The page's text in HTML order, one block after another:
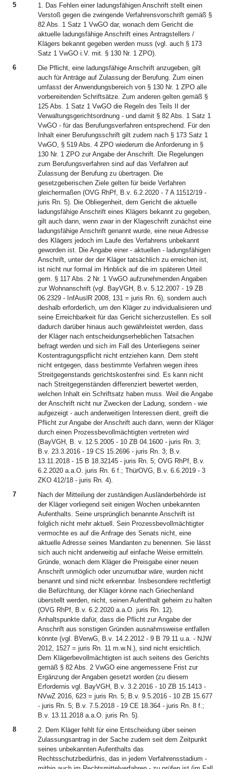
5
1. Das Fehlen einer ladungsfähigen Anschrift stellt einen
Verstoß gegen die zwingende Verfahrensvorschrift gemäß §
82 Abs. 1 Satz 1 VwGO dar, wonach dem Gericht die
aktuelle ladungsfähige Anschrift eines Antragstellers /
Klägers bekannt gegeben werden muss (vgl. auch § 173
Satz 1 VwGO i.V. mit. § 130 Nr. 1 ZPO).
6
Die Pflicht, eine ladungsfähige Anschrift anzugeben, gilt
auch für Anträge auf Zulassung der Berufung. Zum einen
umfasst der Anwendungsbereich von § 130 Nr. 1 ZPO alle
vorbereitenden Schriftsätze. Zum anderen gelten gemäß §
125 Abs. 1 Satz 1 VwGO die Regeln des Teils II der
Verwaltungsgerichtsordnung - und damit § 82 Abs. 1 Satz 1
VwGO - für das Berufungsverfahren entsprechend. Für den
Inhalt einer Berufungsschrift gilt zudem nach § 173 Satz 1
VwGO, § 519 Abs. 4 ZPO wiederum die Anforderung in §
130 Nr. 1 ZPO zur Angabe der Anschrift. Die Regelungen
zum Berufungsverfahren sind auf das Verfahren auf
Zulassung der Berufung zu übertragen. Die
gesetzgeberischen Ziele gelten für beide Verfahren
gleichermaßen (OVG RhPf, B.v. 6.2.2020 - 7 A 11512/19 -
juris Rn. 5). Die Obliegenheit, dem Gericht die aktuelle
ladungsfähige Anschrift eines Klägers bekannt zu gegeben,
gilt auch dann, wenn zwar in der Klageschrift zunächst eine
ladungsfähige Anschrift genannt wurde, eine neue Adresse
des Klägers jedoch im Laufe des Verfahrens unbekannt
geworden ist. Die Angabe einer - aktuellen - ladungsfähigen
Anschrift, unter der der Kläger tatsächlich zu erreichen ist,
ist nicht nur formal im Hinblick auf die im späteren Urteil
gem. § 117 Abs. 2 Nr. 1 VwGO aufzunehmenden Angaben
zur Wohnanschrift (vgl. BayVGH, B.v. 5.12.2007 - 19 ZB
06.2329 - InfAuslR 2008, 131 = juris Rn. 6), sondern auch
deshalb erforderlich, um den Kläger zu individualisieren und
seine Erreichbarkeit für das Gericht sicherzustellen. Es soll
dadurch darüber hinaus auch gewährleistet werden, dass
der Kläger nach entscheidungserheblichen Tatsachen
befragt werden und sich im Fall des Unterliegens seiner
Kostentragungspflicht nicht entziehen kann. Dem steht
nicht entgegen, dass bestimmte Verfahren wegen ihres
Streitgegenstands gerichtskostenfrei sind. Es kann nicht
nach Streitgegenständen differenziert bewertet werden,
welchen Inhalt ein Schriftsatz haben muss. Weil die Angabe
der Anschrift nicht nur Zwecken der Ladung, sondern - wie
aufgezeigt - auch anderweitigen Interessen dient, greift die
Pflicht zur Angabe der Anschrift auch dann, wenn der Kläger
durch einen Prozessbevollmächtigten vertreten wird
(BayVGH, B. v. 12.5.2005 - 10 ZB 04.1600 - juris Rn. 3;
B.v. 23.3.2016 - 19 CS 15.2696 - juris Rn. 3; B.v.
13.11.2018 - 15 B 18.32145 - juris Rn. 5; OVG RhPf, B.v.
6.2.2020 a.a.O. juris Rn. 6 f.; ThürOVG, B.v. 6.6.2019 - 3
ZKO 412/18 - juris Rn. 4).
7
Nach der Mitteilung der zuständigen Ausländerbehörde ist
der Kläger vorliegend seit einigen Wochen unbekannten
Aufenthalts. Seine ursprünglich benannte Anschrift ist
folglich nicht mehr aktuell. Sein Prozessbevollmächtigter
vermochte es auf die Anfrage des Senats nicht, eine
aktuelle Adresse seines Mandanten zu benennen. Sie lässt
sich auch nicht anderweitig auf einfache Weise ermitteln.
Gründe, wonach dem Kläger die Preisgabe einer neuen
Anschrift unmöglich oder unzumutbar wäre, wurden nicht
benannt und sind nicht erkennbar. Insbesondere rechtfertigt
die Befürchtung, der Kläger könne nach Griechenland
überstellt werden, nicht, seinen Aufenthalt geheim zu halten
(OVG RhPf, B.v. 6.2.2020 a.a.O. juris Rn. 12).
Anhaltspunkte dafür, dass die Pflicht zur Angabe der
Anschrift aus sonstigen Gründen ausnahmsweise entfallen
könnte (vgl. BVerwG, B.v. 14.2.2012 - 9 B 79.11 u.a. - NJW
2012, 1527 = juris Rn. 11 m.w.N.), sind nicht ersichtlich.
Dem Klägerbevollmächtigten ist auch seitens des Gerichts
gemäß § 82 Abs. 2 VwGO eine angemessene Frist zur
Ergänzung der Angaben gesetzt worden (zu diesem
Erfordernis vgl. BayVGH, B.v. 3.2.2016 - 10 ZB 15.1413 -
NVwZ 2016, 623 = juris Rn. 5; B.v. 9.5.2016 - 10 ZB 15.677
- juris Rn. 5; B.v. 7.5.2018 - 19 CE 18.364 - juris Rn. 8 f.;
B.v. 13.11.2018 a.a.O. juris Rn. 5).
8
2. Dem Kläger fehlt für eine Entscheidung über seinen
Zulassungsantrag in der Sache zudem seit dem Zeitpunkt
seines unbekannten Aufenthalts das
Rechtsschutzbedürfnis, das in jedem Verfahrensstadium -